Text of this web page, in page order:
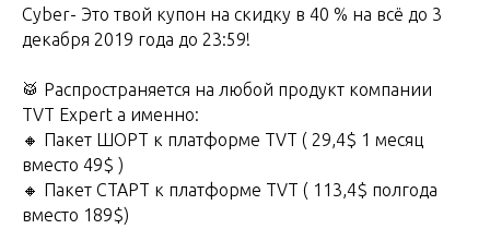
Cyber- Это твой купон на скидку в 40 % на всё до 3
декабря 2019 года до 23:59!
🥁 Распространяется на любой продукт компании
TVT Expert а именно:
🔸 Пакет ШОРТ к платформе TVT ( 29,4$ 1 месяц
вместо 49$ )
🔸 Пакет СТАРТ к платформе TVT ( 113,4$ полгода
вместо 189$)